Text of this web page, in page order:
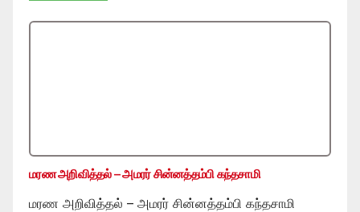
மரண அறிவித்தல் – அமரர் சின்னத்தம்பி கந்தசாமி
மரண அறிவித்தல் – அமரர் சின்னத்தம்பி கந்தசாமி